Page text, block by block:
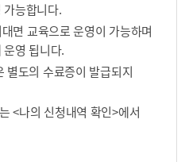
가능합니다.
면 교육으로 운영이 가능하며
영 됩니다.
별도의 수료증이 발급되지
<나의 신청내역 확인>에서